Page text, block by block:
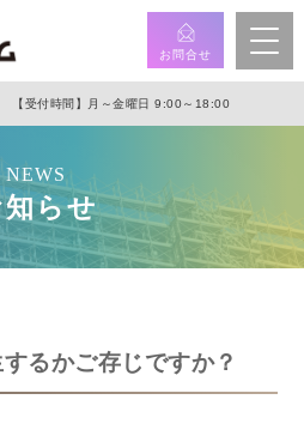
お問合せ
【受付時間】月～金曜日 9:00～18:00
NEWS
らせ
るかご存じですか？